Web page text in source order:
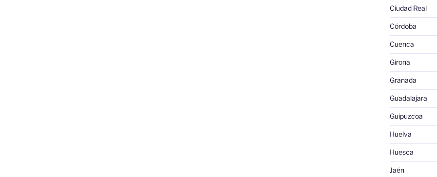
Ciudad Real
Córdoba
Cuenca
Girona
Granada
Guadalajara
Guipuzcoa
Huelva
Huesca
Jaén